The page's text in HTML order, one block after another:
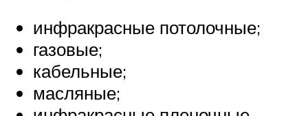
инфракрасные потолочные;
газовые;
кабельные;
масляные;